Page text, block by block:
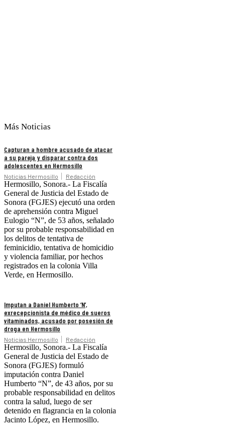
Más Noticias
Capturan a hombre acusado de atacar
a su pareja y disparar contra dos
adolescentes en Hermosillo
Noticias Hermosillo Redacción
Hermosillo, Sonora.- La Fiscalía
General de Justicia del Estado de
Sonora (FGJES) ejecutó una orden
de aprehensión contra Miguel
Eulogio “N”, de 53 años, señalado
por su probable responsabilidad en
los delitos de tentativa de
feminicidio, tentativa de homicidio
y violencia familiar, por hechos
registrados en la colonia Villa
Verde, en Hermosillo.
Imputan a Daniel Humberto ‘N’,
exrecepcionista de médico de sueros
vitaminados, acusado por posesión de
droga en Hermosillo
Noticias Hermosillo Redacción
Hermosillo, Sonora.- La Fiscalía
General de Justicia del Estado de
Sonora (FGJES) formuló
imputación contra Daniel
Humberto “N”, de 43 años, por su
probable responsabilidad en delitos
contra la salud, luego de ser
detenido en flagrancia en la colonia
Jacinto López, en Hermosillo.